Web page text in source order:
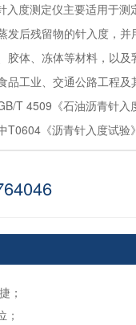
入度测定仪主要适用于
发后残留物的针入度，
胶体、冻体等材料，以
品工业、交通公路工程及
T 4509《石油沥青针
T0604《沥青针入度试验》
；